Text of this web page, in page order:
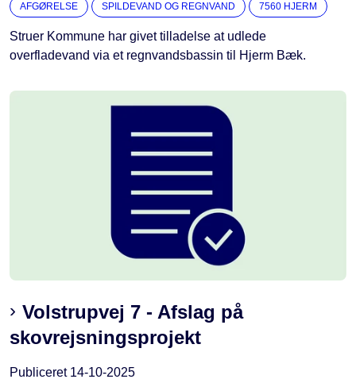
AFGØRELSE SPILDEVAND OG REGNVAND 7560 HJERM
Struer Kommune har givet tilladelse at udlede
overfladevand via et regnvandsbassin til Hjerm Bæk.
Volstrupvej 7 - Afslag på
skovrejsningsprojekt
Publiceret 14-10-2025